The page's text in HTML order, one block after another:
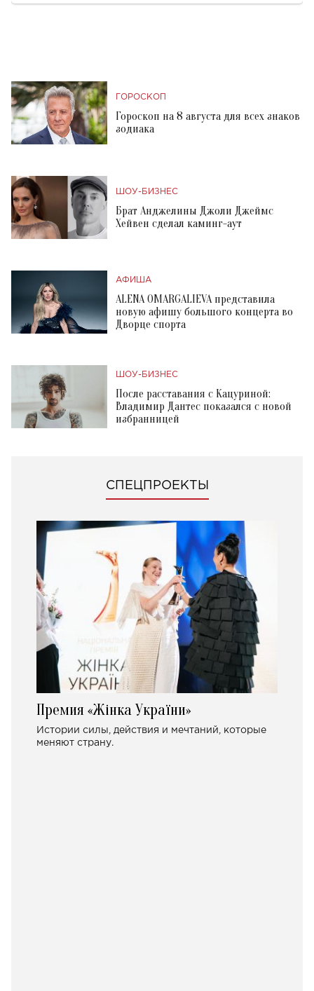
ГОРОСКОП
Гороскоп на 8 августа для всех знаков
зодиака
ШОУ-БИЗНЕС
Брат Анджелины Джоли Джеймс
Хейвен сделал каминг-аут
АФИША
ALENA OMARGALIEVA представила
новую афишу большого концерта во
Дворце спорта
ШОУ-БИЗНЕС
После расставания с Кацуриной:
Владимир Дантес показался с новой
избранницей
СПЕЦПРОЕКТЫ
Премия «Жінка України»
Истории силы, действия и мечтаний, которые
меняют страну.